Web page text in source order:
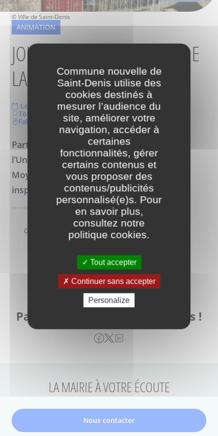
ANIMATION
JOUEZ AVEC LA FABRIQUE DE
LA VILLE
Le mercredi 22 juillet 2026 de 14h à 17h
Tout public
Fabrique de la ville au 4, rue du Cygne, Saint-Denis
Crédits
© Ville de Saint-Denis
Participez aux animations proposées par
l’Unité d’archéologie : jeux de plateau du
Moyen Âge, activités grandeur nature
inspirées de jeux de fête foraine…
Gratuit dans la limite des places disponibles
Partagez cela avec vos proches !
LA MAIRIE À VOTRE ÉCOUTE
Nous contacter
Commune nouvelle de
Saint-Denis utilise des
cookies destinés à
mesurer l’audience du
site, améliorer votre
navigation, accéder à
certaines
fonctionnalités, gérer
certains contenus et
vous proposer des
contenus/publicités
personnalisé(e)s. Pour
en savoir plus,
consultez notre
politique cookies.
Tout accepter
Continuer sans accepter
Personalize